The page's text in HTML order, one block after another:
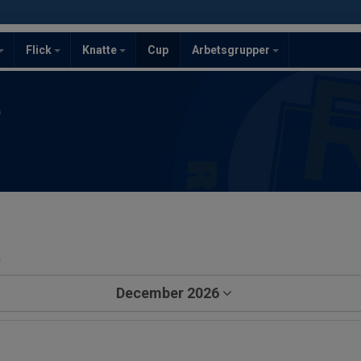
Flick Knatte Cup Arbetsgrupper
December 2026